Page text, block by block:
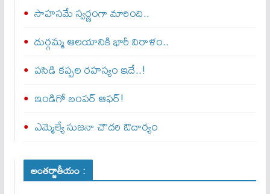
సాహసమే స్వర్ణంగా మారింది..
దుర్గమ్మ ఆలయానికి భారీ విరాళం..
పసిడి కప్పల రహస్యం ఇదే..!
ఇండిగో బంపర్ ఆఫర్!
ఎమ్మెల్యే సుజనా చౌదరి ఔదార్యం
అంతర్జాతీయం :